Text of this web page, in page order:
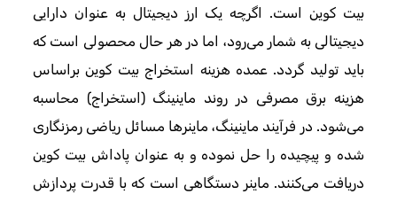
بیت کوین است. اگرچه یک ارز دیجیتال به عنوان دارایی
دیجیتالی به شمار می‌رود، اما در هر حال محصولی است که
باید تولید گردد. عمده هزینه استخراج بیت کوین براساس
هزینه برق مصرفی در روند ماینینگ (استخراج) محاسبه
می‌شود. در فرآیند ماینینگ، ماینرها مسائل ریاضی رمزنگاری
شده و پیچیده را حل نموده و به عنوان پاداش بیت کوین
دریافت می‌کنند. ماینر دستگاهی است که با قدرت پردازش